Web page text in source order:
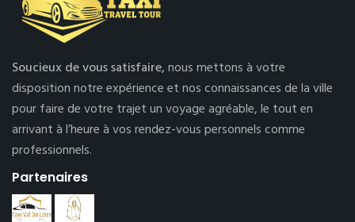
Soucieux de vous satisfaire,nous mettons à votre
disposition notre expérience et nos connaissances de la ville
pour faire de votre trajet un voyage agréable, le tout en
arrivant à l’heure à vos rendez-vous personnels comme
professionnels.
Partenaires